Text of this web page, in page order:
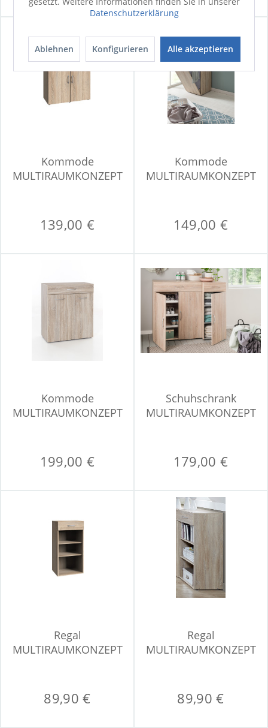
Kommode
MULTIRAUMKONZEPT
139,00 €
Kommode
MULTIRAUMKONZEPT
149,00 €
Kommode
MULTIRAUMKONZEPT
199,00 €
Schuhschrank
MULTIRAUMKONZEPT
179,00 €
Regal
MULTIRAUMKONZEPT
89,90 €
Regal
MULTIRAUMKONZEPT
89,90 €
Datenschutzerklärung
Ablehnen Konfigurieren Alle akzeptieren